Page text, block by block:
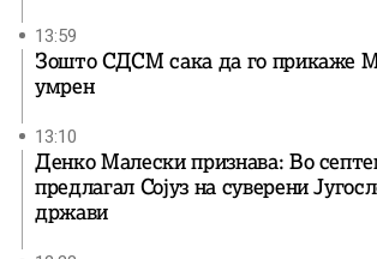
13:59
Зошто СДСМ сака да го прикаже
умрен
13:10
Денко Малески признава: Во
предлагал Сојуз на суверени
држави